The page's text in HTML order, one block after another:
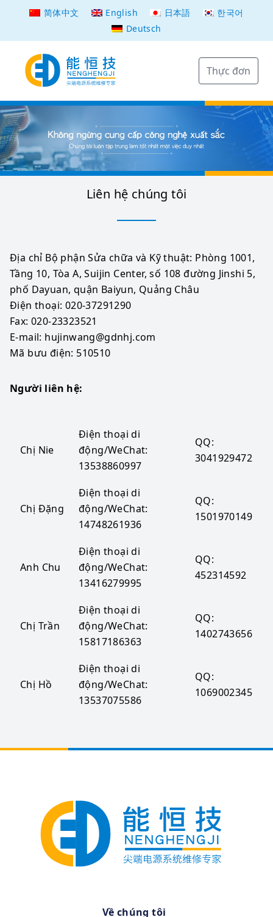
简体中文 English 日本語
한국어
Deutsch
Thực đơn
Liên hệ chúng tôi
Địa chỉ Bộ phận Sửa chữa và Kỹ thuật: Phòng 1001,
Tầng 10, Tòa A, Suijin Center, số 108 đường Jinshi 5,
phố Dayuan, quận Baiyun, Quảng Châu
Điện thoại: 020-37291290
Fax: 020-23323521
E-mail: hujinwang@gdnhj.com
Mã bưu điện: 510510
Người liên hệ:
Chị Nie
Điện thoại di
động/WeChat:
13538860997
QQ:
3041929472
Chị Đặng
Điện thoại di
động/WeChat:
14748261936
QQ:
1501970149
Anh Chu
Điện thoại di
động/WeChat:
13416279995
QQ:
452314592
Chị Trần
Điện thoại di
động/WeChat:
15817186363
QQ:
1402743656
Chị Hồ
Điện thoại di
động/WeChat:
13537075586
QQ:
1069002345
Về chúng tôi